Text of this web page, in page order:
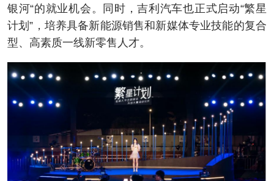
银河“的就业机会。同时，吉利汽车也正式启动“繁星
计划”，培养具备新能源销售和新媒体专业技能的复合
型、高素质一线新零售人才。